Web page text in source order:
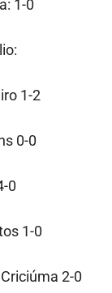
1-0
1-2
0-0
0
1-0
2-0